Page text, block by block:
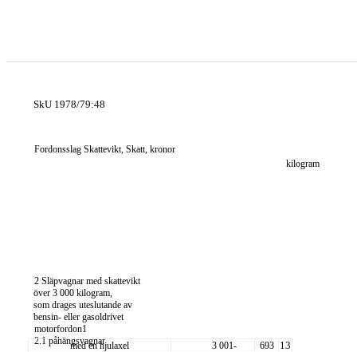
SkU 1978/79:48
Fordonsslag Skattevikt, Skatt, kronor
kilogram
2 Släpvagnar med skattevikt
över 3 000 kilogram,
som drages uteslutande av
bensin- eller gasoldrivet
motorfordon1
2.1 påhängsvagnar
med en hjulaxel 3 001- 693
13